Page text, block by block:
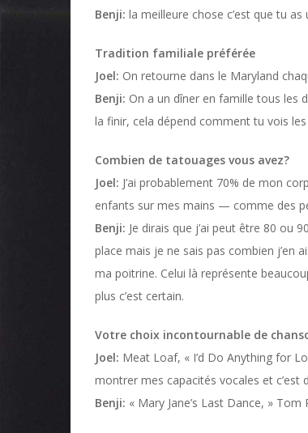
Benji: la meilleure chose c’est que tu
Tradition familiale préférée
Joel: On retourne dans le Maryland
Benji: On a un dîner en famille tous les
la finir, cela dépend comment tu vois les
Combien de tatouages vous avez?
Joel: J’ai probablement 70% de mon
enfants sur mes mains — comme des
Benji: Je dirais que j’ai peut être 80 ou
place mais je ne sais pas combien j’en
ma poitrine. Celui là représente
plus c’est certain.
Votre choix incontournable de
Joel: Meat Loaf, « I’d Do Anything for
montrer mes capacités vocales et c’est
Benji: « Mary Jane’s Last Dance, » Tom